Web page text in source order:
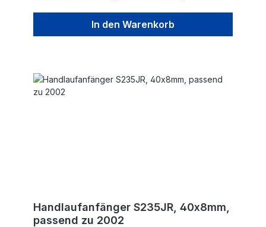
In den Warenkorb
Handlaufanfänger S235JR, 40x8mm,
passend zu 2002